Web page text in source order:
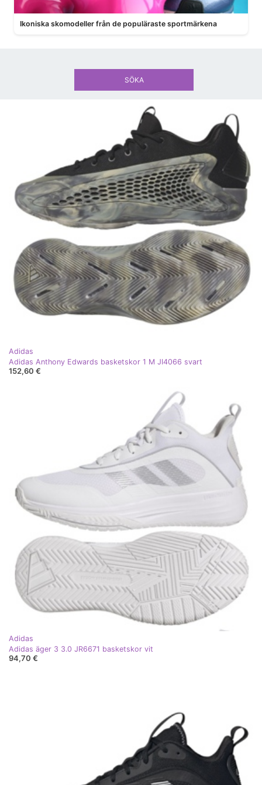
Ikoniska skomodeller från de populäraste sportmärkena
Adidas
Adidas Anthony Edwards basketskor 1 M JI4066 svart
152,60 €
Adidas
Adidas äger 3 3.0 JR6671 basketskor vit
94,70 €
SÖKA